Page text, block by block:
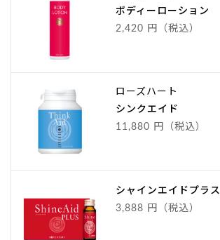
ボディーローション
2,420 円（税込）
ローズハート
シンクエイド
11,880 円（税込）
シャインエイドプラス
3,888 円（税込）